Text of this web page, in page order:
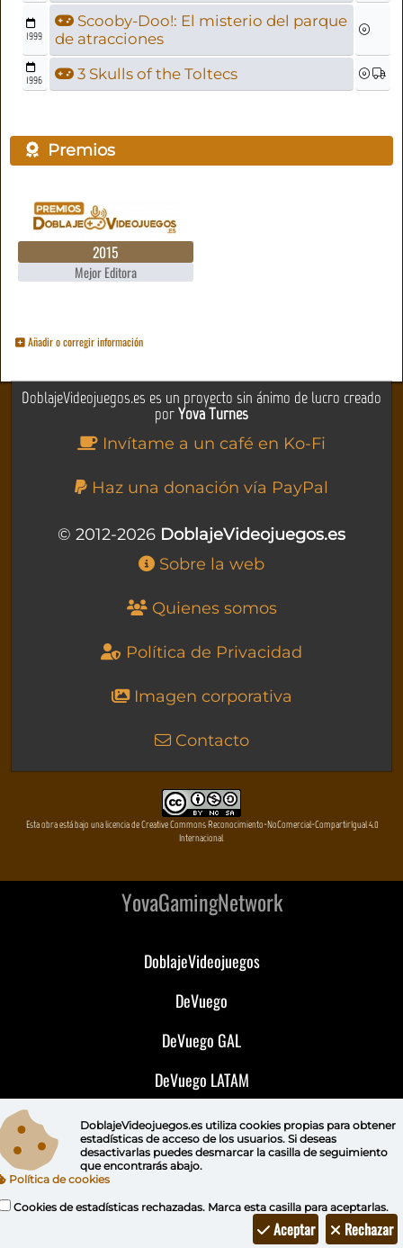
1999
Scooby-Doo!: El misterio del parque
de atracciones
1996 3 Skulls of the Toltecs
Premios
2015
Mejor Editora
Añadir o corregir información
DoblajeVideojuegos.es es un proyecto sin ánimo de lucro creado
porYova Turnes
Invítame a un café en Ko-Fi
Haz una donación vía PayPal
© 2012-2026 DoblajeVideojuegos.es
Sobre la web
Quienes somos
Política de Privacidad
Imagen corporativa
Contacto
Esta obra está bajo una licencia de Creative Commons Reconocimiento-NoComercial-CompartirIgual 4.0
Internacional
YovaGamingNetwork
DoblajeVideojuegos
DeVuego
DeVuego GAL
DeVuego LATAM
DeVuego Portugal
DoblajeVideojuegos.es utiliza cookies propiaspara obtener
estadísticas de acceso de los usuarios. Si deseas
desactivarlas puedes desmarcar la casilla de seguimiento
que encontrarás abajo.
Política de cookies
Cookies de estadísticas rechazadas. Marca esta casilla para aceptarlas.
Rechazar
Aceptar